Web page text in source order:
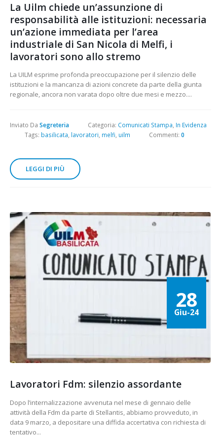
La Uilm chiede un’assunzione di
responsabilità alle istituzioni: necessaria
un’azione immediata per l’area
industriale di San Nicola di Melfi, i
lavoratori sono allo stremo
La UILM esprime profonda preoccupazione per il silenzio delle
istituzioni e la mancanza di azioni concrete da parte della giunta
regionale, ancora non varata dopo oltre due mesi e mezzo....
Inviato Da Segreteria Categoria: Comunicati Stampa, In Evidenza
Tags: basilicata, lavoratori, melfi, uilm Commenti: 0
LEGGI DI PIÙ
28
Giu-24
Lavoratori Fdm: silenzio assordante
Dopo l’internalizzazione avvenuta nel mese di gennaio delle
attività della Fdm da parte di Stellantis, abbiamo provveduto, in
data 9 marzo, a depositare una diffida accertativa con richiesta di
tentativo...